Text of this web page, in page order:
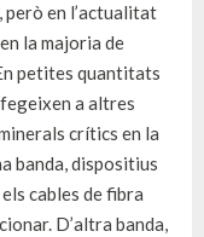
però en l’actualitat
la majoria de
petites quantitats
a altres
crítics en la
banda, dispositius
cables de fibra
D’altra banda,